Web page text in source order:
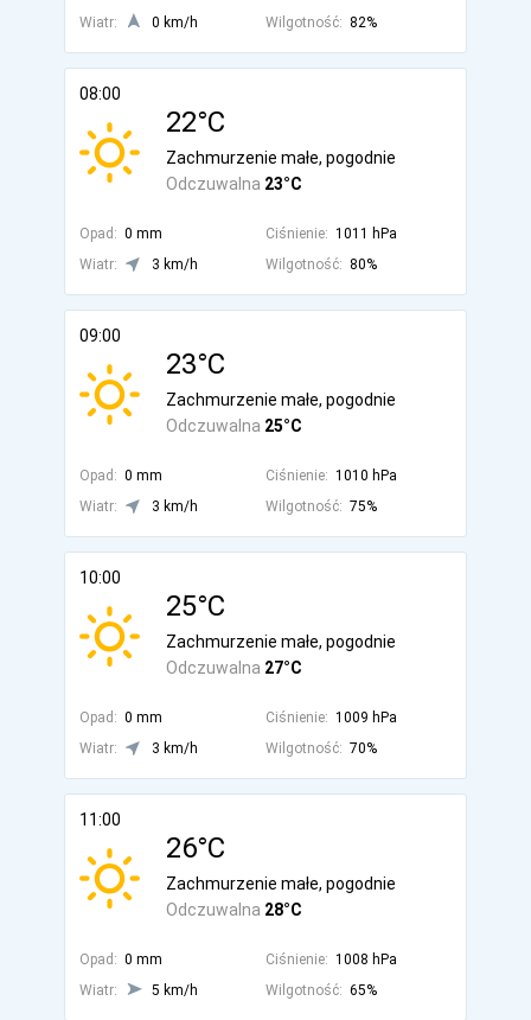
Wiatr: 0 km/h Wilgotność: 82%
08:00
22°C
Odczuwalna 23°C
Zachmurzenie małe, pogodnie
Opad: 0 mm Ciśnienie: 1011 hPa
Wiatr:
3 km/h Wilgotność: 80%
09:00
23°C
Odczuwalna 25°C
Zachmurzenie małe, pogodnie
Opad: 0 mm Ciśnienie: 1010 hPa
Wiatr:
3 km/h Wilgotność: 75%
10:00
25°C
Odczuwalna 27°C
Zachmurzenie małe, pogodnie
Opad: 0 mm Ciśnienie: 1009 hPa
Wiatr:
3 km/h Wilgotność: 70%
11:00
26°C
Odczuwalna 28°C
Zachmurzenie małe, pogodnie
Opad: 0 mm Ciśnienie: 1008 hPa
Wiatr:
5 km/h Wilgotność: 65%